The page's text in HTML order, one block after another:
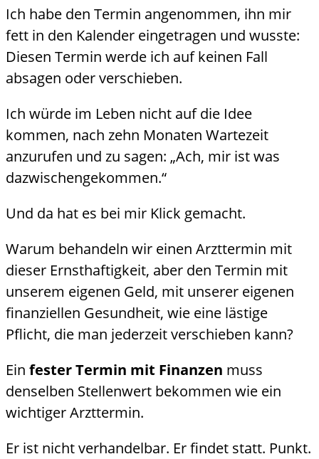
Ich habe den Termin angenommen, ihn mir
fett in den Kalender eingetragen und wusste:
Diesen Termin werde ich auf keinen Fall
absagen oder verschieben.
Ich würde im Leben nicht auf die Idee
kommen, nach zehn Monaten Wartezeit
anzurufen und zu sagen: „Ach, mir ist was
dazwischengekommen.“
Und da hat es bei mir Klick gemacht.
Warum behandeln wir einen Arzttermin mit
dieser Ernsthaftigkeit, aber den Termin mit
unserem eigenen Geld, mit unserer eigenen
finanziellen Gesundheit, wie eine lästige
Pflicht, die man jederzeit verschieben kann?
Ein fester Termin mit Finanzen muss
denselben Stellenwert bekommen wie ein
wichtiger Arzttermin.
Er ist nicht verhandelbar. Er findet statt. Punkt.